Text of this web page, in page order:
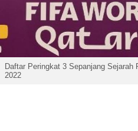
Daftar Peringkat 3 Sepanjang
2022